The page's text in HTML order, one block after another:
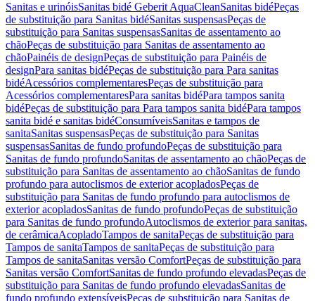
Sanitas e urinóisSanitas bidé Geberit AquaCleanSanitas bidéPeças
de substituição para Sanitas bidéSanitas suspensasPeças de
substituição para Sanitas suspensasSanitas de assentamento ao
chãoPeças de substituição para Sanitas de assentamento ao
chãoPainéis de designPeças de substituição para Painéis de
designPara sanitas bidéPeças de substituição para Para sanitas
bidéAcessórios complementaresPeças de substituição para
Acessórios complementaresPara sanitas bidéPara tampos sanita
bidéPeças de substituição para Para tampos sanita bidéPara tampos
sanita bidé e sanitas bidéConsumíveisSanitas e tampos de
sanitaSanitas suspensasPeças de substituição para Sanitas
suspensasSanitas de fundo profundoPeças de substituição para
Sanitas de fundo profundoSanitas de assentamento ao chãoPeças de
substituição para Sanitas de assentamento ao chãoSanitas de fundo
profundo para autoclismos de exterior acopladosPeças de
substituição para Sanitas de fundo profundo para autoclismos de
exterior acopladosSanitas de fundo profundoPeças de substituição
para Sanitas de fundo profundoAutoclismos de exterior para sanitas,
de cerâmicaAcopladoTampos de sanitaPeças de substituição para
Tampos de sanitaTampos de sanitaPeças de substituição para
Tampos de sanitaSanitas versão ComfortPeças de substituição para
Sanitas versão ComfortSanitas de fundo profundo elevadasPeças de
substituição para Sanitas de fundo profundo elevadasSanitas de
fundo profundo extensíveisPeças de substituição para Sanitas de